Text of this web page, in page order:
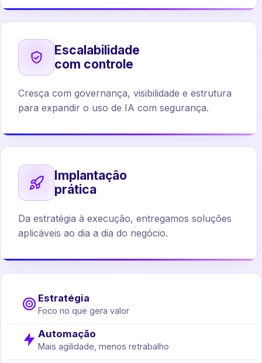
Escalabilidade
com controle
Cresça com governança, visibilidade e estrutura
para expandir o uso de IA com segurança.
Implantação
prática
Da estratégia à execução, entregamos soluções
aplicáveis ao dia a dia do negócio.
Estratégia
Foco no que gera valor
Automação
Mais agilidade, menos retrabalho